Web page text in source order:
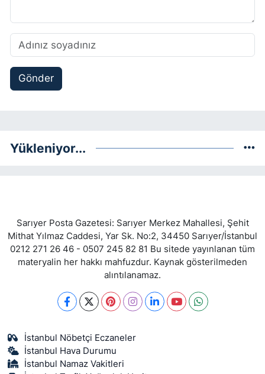
Gönder
Yükleniyor...
Sarıyer Posta Gazetesi: Sarıyer Merkez Mahallesi, Şehit
Mithat Yılmaz Caddesi, Yar Sk. No:2, 34450 Sarıyer/İstanbul
0212 271 26 46 - 0507 245 82 81 Bu sitede yayınlanan tüm
materyalin her hakkı mahfuzdur. Kaynak gösterilmeden
alıntılanamaz.
İstanbul Nöbetçi Eczaneler
İstanbul Hava Durumu
İstanbul Namaz Vakitleri